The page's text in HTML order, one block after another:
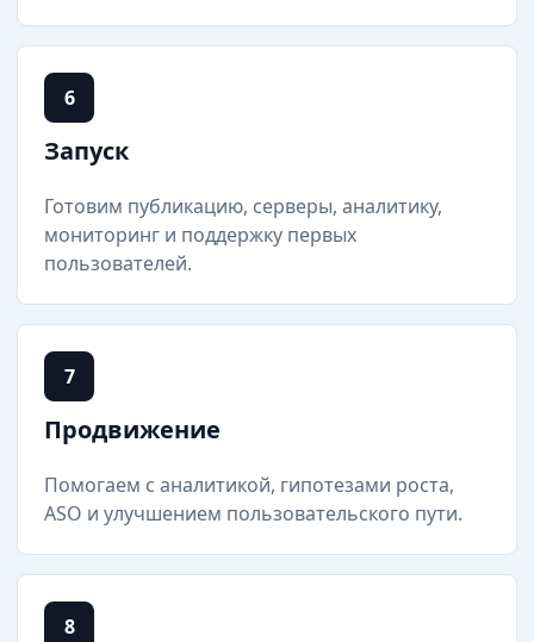
6
Запуск
Готовим публикацию, серверы, аналитику,
мониторинг и поддержку первых
пользователей.
7
Продвижение
Помогаем с аналитикой, гипотезами роста,
ASO и улучшением пользовательского пути.
8